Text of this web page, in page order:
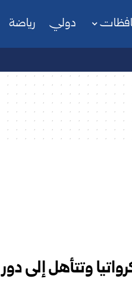
دولي رياضة
إلى دور 16 من كأس العالم 2026